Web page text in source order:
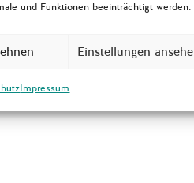
und Funktionen beeinträchtigt werden.
Einstellungen
Impressum